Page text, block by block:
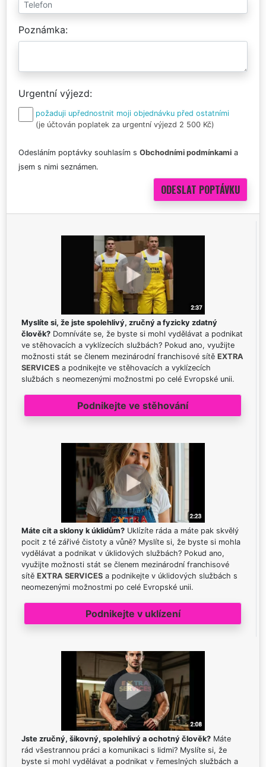
Poznámka
Urgentní výjezd
požaduji upřednostnit moji objednávku před ostatními
(je účtován poplatek za urgentní výjezd 2 500 Kč)
Odesláním poptávky souhlasím s Obchodními podmínkami a
jsem s nimi seznámen.
Myslíte si, že jste spolehlivý, zručný a fyzicky zdatný
člověk? Domníváte se, že byste si mohl vydělávat a podnikat
ve stěhovacích a vyklízecích službách? Pokud ano, využijte
možnosti stát se členem mezinárodní franchisové sítě EXTRA
SERVICES a podnikejte ve stěhovacích a vyklízecích
službách s neomezenými možnostmi po celé Evropské unii.
Podnikejte ve stěhování
Máte cit a sklony k úklidům? Uklízíte ráda a máte pak skvělý
pocit z té zářivé čistoty a vůně? Myslíte si, že byste si mohla
vydělávat a podnikat v úklidových službách? Pokud ano,
využijte možnosti stát se členem mezinárodní franchisové
sítě EXTRA SERVICES a podnikejte v úklidových službách s
neomezenými možnostmi po celé Evropské unii.
Podnikejte v uklízení
Jste zručný, šikovný, spolehlivý a ochotný člověk? Máte
rád všestrannou práci a komunikaci s lidmi? Myslíte si, že
byste si mohl vydělávat a podnikat v řemeslných službách a